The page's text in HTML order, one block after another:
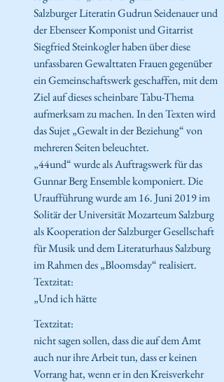
Salzburger Literatin Gudrun Seidenauer und
der Ebenseer Komponist und Gitarrist
Siegfried Steinkogler haben über diese
unfassbaren Gewalttaten Frauen gegenüber
ein Gemeinschaftswerk geschaffen, mit dem
Ziel auf dieses scheinbare Tabu-Thema
aufmerksam zu machen. In den Texten wird
das Sujet „Gewalt in der Beziehung“ von
mehreren Seiten beleuchtet.
„44und“ wurde als Auftragswerk für das
Gunnar Berg Ensemble komponiert. Die
Uraufführung wurde am 16. Juni 2019 im
Solitär der Universität Mozarteum Salzburg
als Kooperation der Salzburger Gesellschaft
für Musik und dem Literaturhaus Salzburg
im Rahmen des „Bloomsday“ realisiert.
Textzitat:
„Und ich hätte
Textzitat:
nicht sagen sollen, dass die auf dem Amt
auch nur ihre Arbeit tun, dass er keinen
Vorrang hat, wenn er in den Kreisverkehr